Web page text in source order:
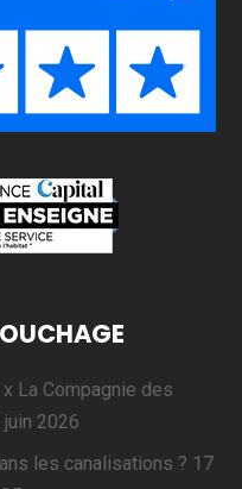
La Compagnie des
juin 2026
les canalisations ? 17